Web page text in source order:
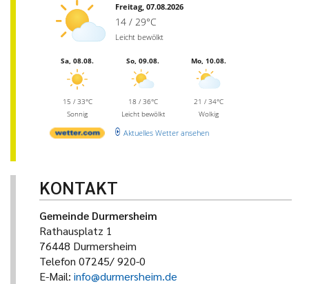
Freitag, 07.08.2026
14 / 29°C
Leicht bewölkt
Sa, 08.08.
15 / 33°C
Sonnig
So, 09.08.
18 / 36°C
Leicht bewölkt
Mo, 10.08.
21 / 34°C
Wolkig
Aktuelles Wetter ansehen
KONTAKT
Gemeinde Durmersheim
Rathausplatz 1
76448 Durmersheim
Telefon 07245/ 920-0
E-Mail: info@durmersheim.de